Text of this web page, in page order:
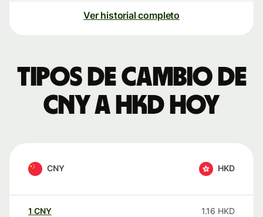
Ver historial completo
Tipos de cambio de
CNY a HKD hoy
CNY HKD
1 CNY 1.16 HKD